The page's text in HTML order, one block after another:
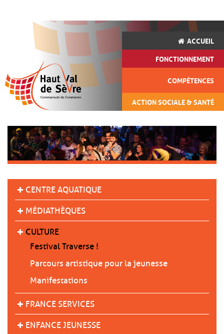
ACCUEIL
FONCTIONNEMENT
COMPÉTENCES
ACTION SOCIALE & SANTÉ
CENTRE AQUATIQUE
MÉDIATHÈQUES
CULTURE
Festival Traverse !
Parcours artistique pour la jeunesse
Manifestations
FRANCE SERVICES
ENFANCE JEUNESSE